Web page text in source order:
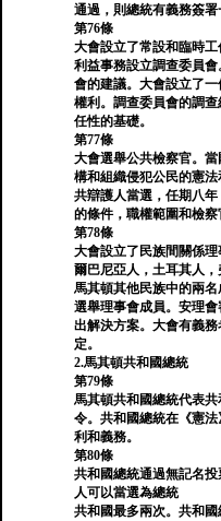
通過，則總統有義務簽署
第76條
大會設立了常設和臨時
利益事務設立調查委員
會的建議。大會設立了
權利。調查委員會的調
任性的基礎。
第77條
大會選舉公共檢察官。
構和組織侵犯公民的憲
共辯護人當選，任期八
的條件，職權範圍和檢察
第78條
大會設立了民族間關係
爾巴尼亞人，土耳其人
馬其頓其他民族中的兩
選舉理事會成員。安理
出解決方案。大會有義
定。
2.馬其頓共和國總統
第79條
馬其頓共和國總統代表
令。共和國總統在《憲
利和義務。
第80條
共和國總統通過無記名
人可以當選為總統
共和國最多兩次。共和